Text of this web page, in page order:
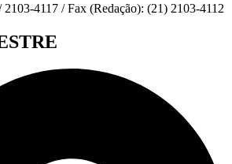
4117 / Fax (Redação): (21) 2103-4112